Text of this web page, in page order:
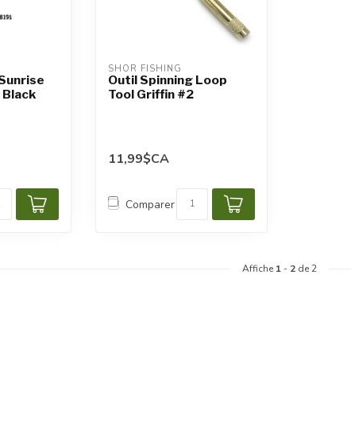
SHOR FISHING
Outil Spinning Loop
Tool Griffin #2
11,99$CA
Comparer
Affiche 1 - 2 de 2